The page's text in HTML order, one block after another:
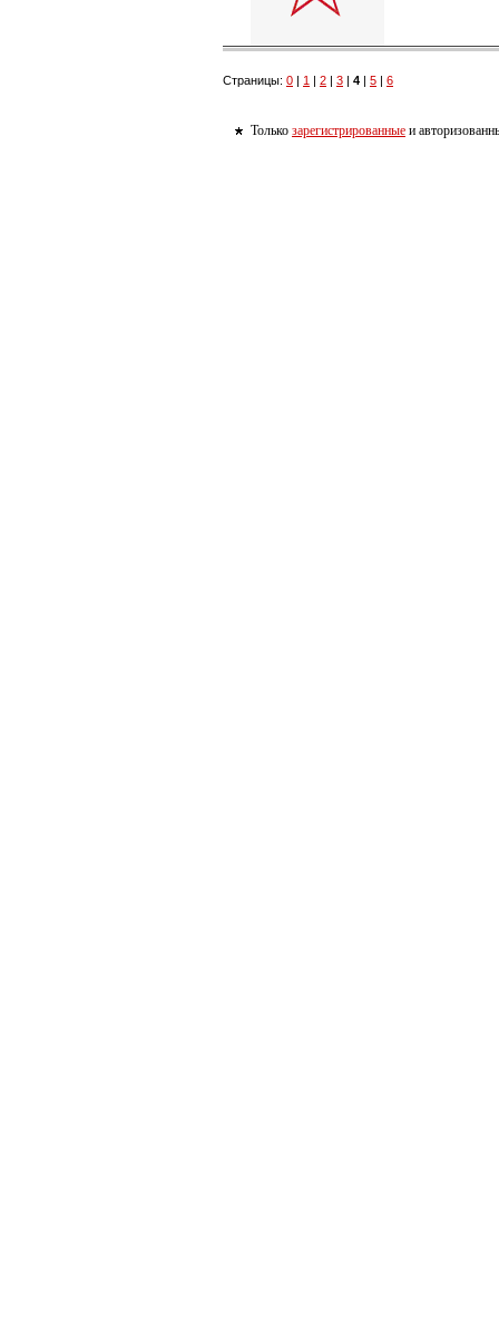
Страницы: 0 | 1 | 2 | 3 | 4 | 5 | 6
Только зарегистрированные и